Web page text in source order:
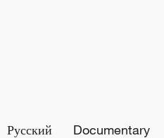
Русский Documentary